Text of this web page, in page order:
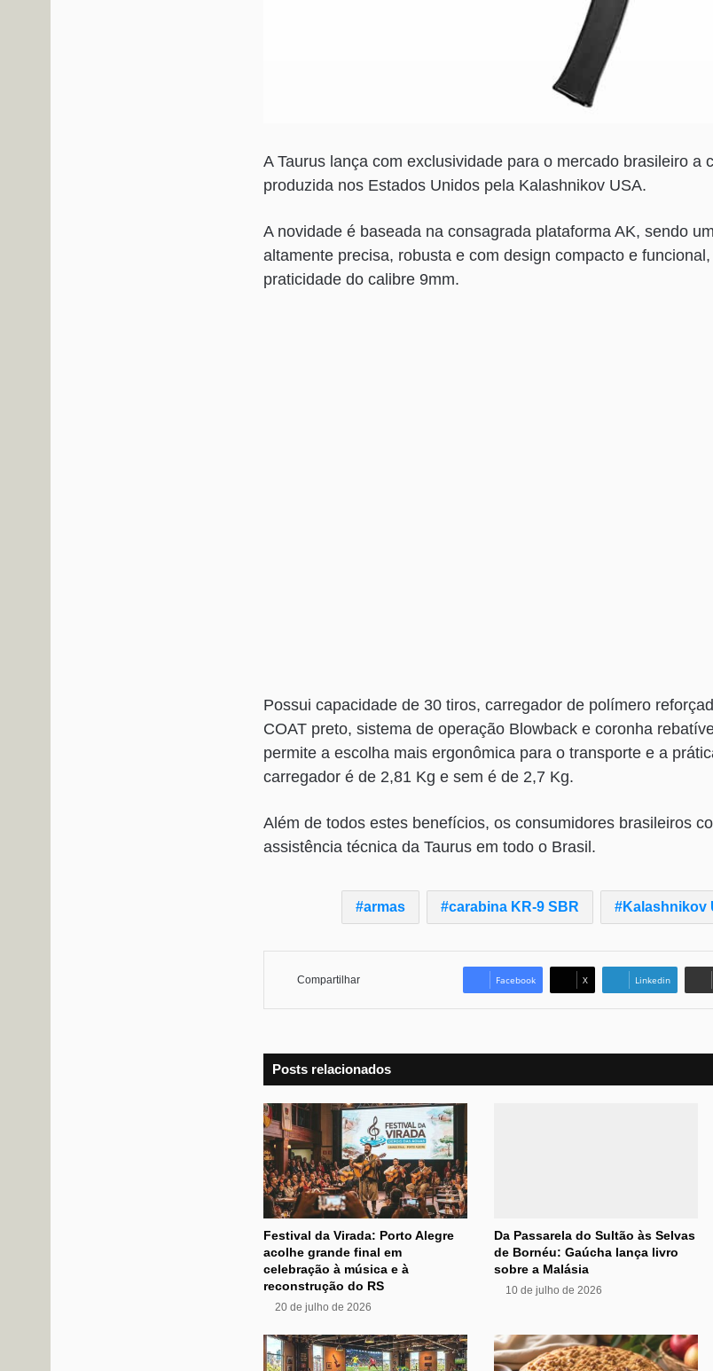
A Taurus lança com exclusividade para o mercado brasileiro a
produzida nos Estados Unidos pela Kalashnikov USA.
A novidade é baseada na consagrada plataforma AK, sendo
altamente precisa, robusta e com design compacto e
praticidade do calibre 9mm.
Possui capacidade de 30 tiros, carregador de polímero
COAT preto, sistema de operação Blowback e coronha
permite a escolha mais ergonômica para o transporte e a
carregador é de 2,81 Kg e sem é de 2,7 Kg.
Além de todos estes benefícios, os consumidores brasileiros
assistência técnica da Taurus em todo o Brasil.
armas carabina KR-9 SBR Kalashnikov
Compartilhar Facebook X Linkedin
Posts relacionados
Festival da Virada: Porto Alegre
acolhe grande final em
celebração à música e à
reconstrução do RS
20 de julho de 2026
Da Passarela do Sultão às Selvas
de Bornéu: Gaúcha lança livro
sobre a Malásia
10 de julho de 2026